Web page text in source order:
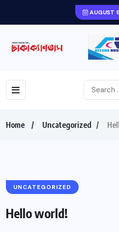
AUGUST
Home Uncategorized
UNCATEGORIZED
Hello world!